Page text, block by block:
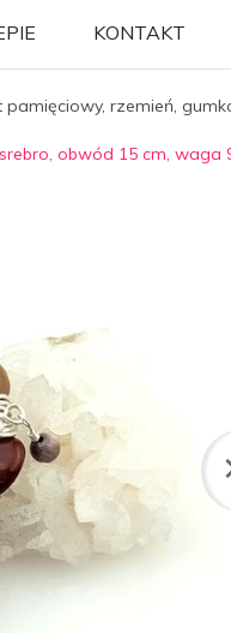
KONTAKT
rzemień,
obwód 15 cm, waga